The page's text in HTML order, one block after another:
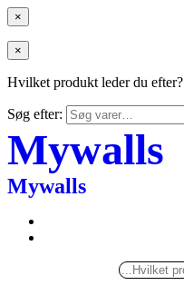
×
×
Hvilket produkt leder du efter?
Søg efter:
Mywalls
Mywalls